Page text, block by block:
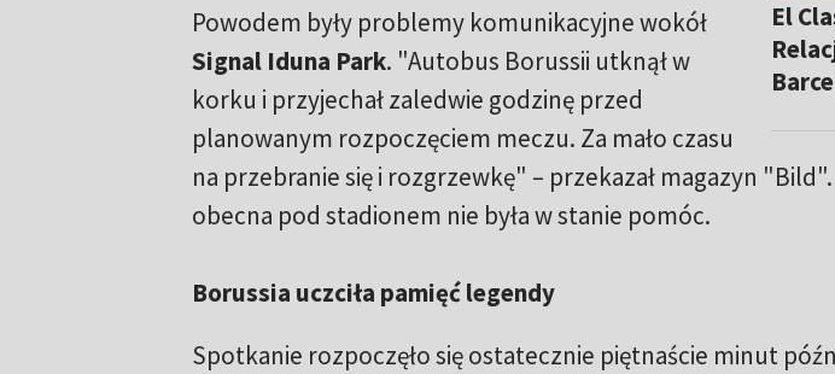
El
Powodem były problemy komunikacyjne wokół
Signal Iduna Park. "Autobus Borussii utknął w
korku i przyjechał zaledwie godzinę przed
planowanym rozpoczęciem meczu. Za mało czasu
na przebranie się i rozgrzewkę" – przekazał magazyn
obecna pod stadionem nie była w stanie pomóc.
Borussia uczciła pamięć legendy
Spotkanie rozpoczęło się ostatecznie piętnaście minut